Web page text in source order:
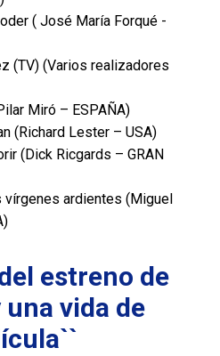
( José María Forqué -
(TV) (Varios realizadores
Miró – ESPAÑA)
(Richard Lester – USA)
(Dick Ricgards – GRAN
ardientes (Miguel
estreno de
vida de